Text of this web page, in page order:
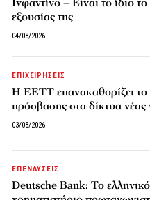
εξουσίας της
04/08/2026
ΕΠΙΧΕΙΡΗΣΕΙΣ
Η ΕΕΤΤ επανακαθορίζει το
πρόσβασης στα δίκτυα νέας
03/08/2026
ΕΠΕΝΔΥΣΕΙΣ
Deutsche Bank: Το ελληνικό